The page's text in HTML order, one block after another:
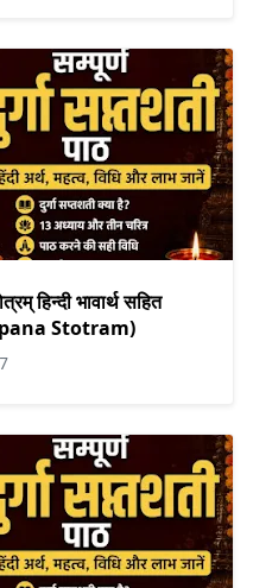
हिन्दी भावार्थ सहित
Stotram)